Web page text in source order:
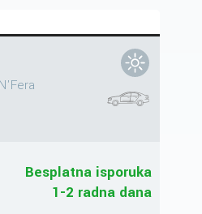
Besplatna isporuka
1-2 radna dana